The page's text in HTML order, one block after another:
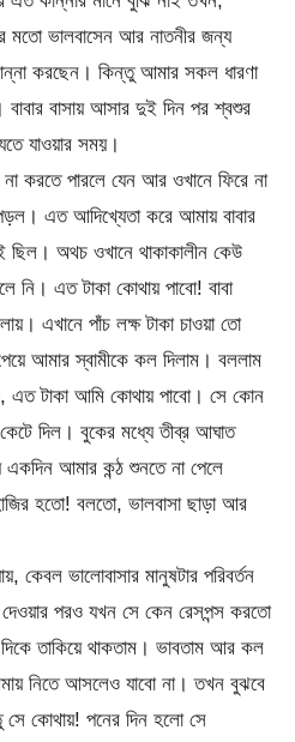
মতো ভালবাসেন আর নাতনীর জন্য
করছেন। কিন্তু আমার সকল ধারণা
বাসায় আসার দুই দিন পর শ্বশুর
যাওয়ার সময়।
করতে পারলে যেন আর ওখানে ফিরে না
এত আদিখ্যেতা করে আমায় বাবার
ছিল। অথচ ওখানে থাকাকালীন কেউ
নি। এত টাকা কোথায় পাবো! বাবা
এখানে পাঁচ লক্ষ টাকা চাওয়া তো
আমার স্বামীকে কল দিলাম। বললাম
এত টাকা আমি কোথায় পাবো। সে কোন
দিল। বুকের মধ্যে তীব্র আঘাত
আমার কন্ঠ শুনতে না পেলে
হতো! বলতো, ভালবাসা ছাড়া আর
কেবল ভালোবাসার মানুষটার পরিবর্তন
দেওয়ার পরও যখন সে কেন রেসপন্স করতো
তাকিয়ে থাকতাম। ভাবতাম আর কল
নিতে আসলেও যাবো না। তখন বুঝবে
সে কোথায়! পনের দিন হলো সে